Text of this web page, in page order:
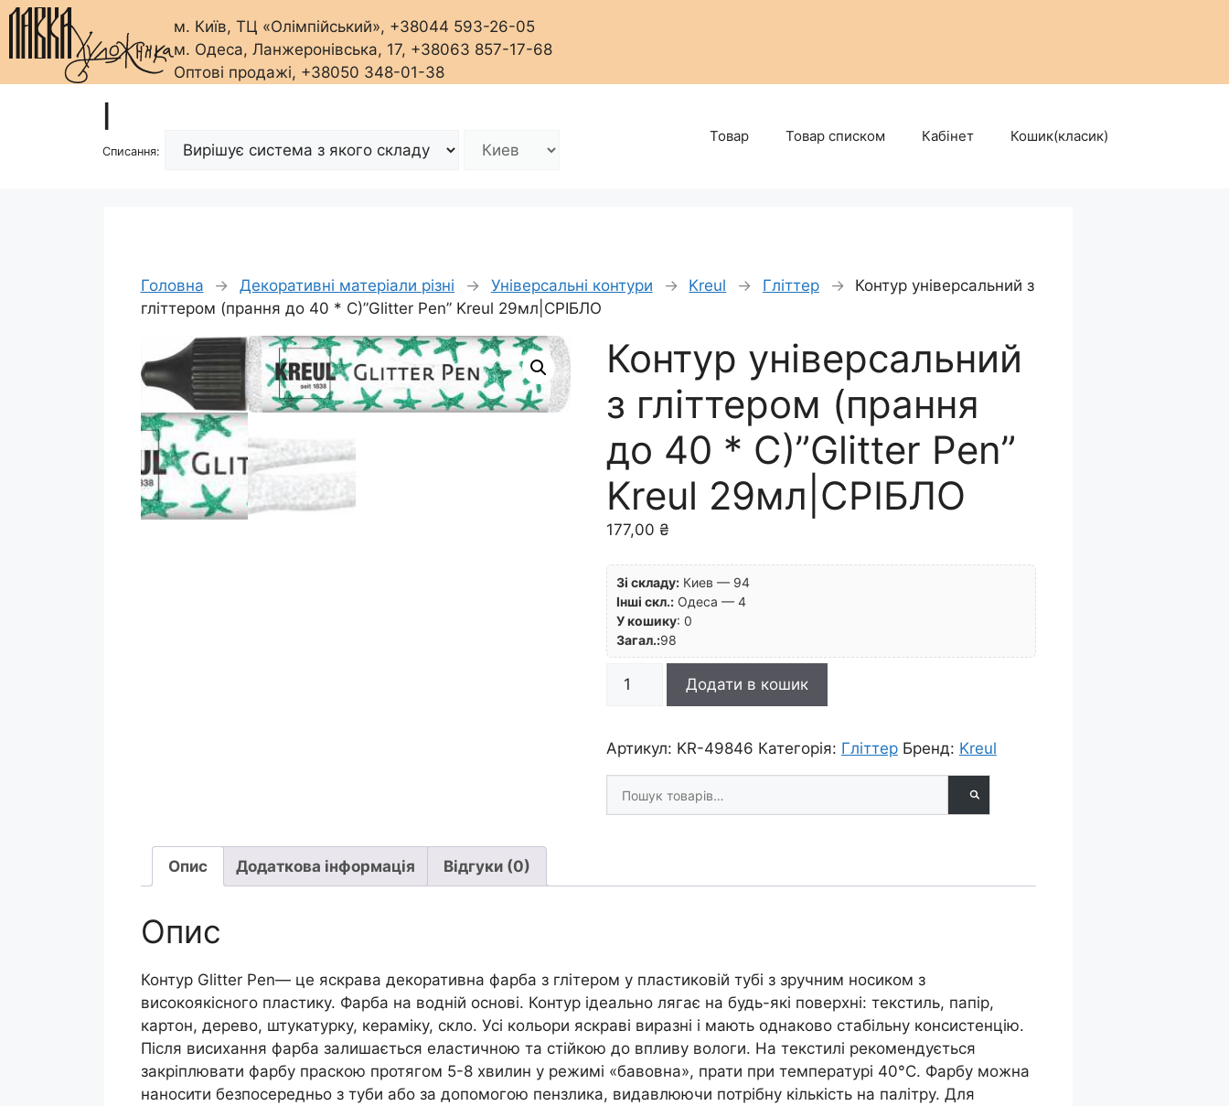
м. Київ, ТЦ «Олімпійський», +38044 593-26-05
м. Одеса, Ланжеронівська, 17, +38063 857-17-68
Оптові продажі, +38050 348-01-38
Списання:
Товар Товар списком Кабінет Кошик(класик)
Головна → Декоративні матеріали різні → Універсальні контури → Kreul → Гліттер →
Контур універсальний з
гліттером (прання до 40 * С)”Glitter Pen” Kreul 29мл|СРІБЛО
Контур універсальний
з гліттером (прання
до 40 * С)”Glitter Pen”
Kreul 29мл|СРІБЛО
177,00 ₴
Зі складу: Киев — 94
Інші скл.:Одеса — 4
У кошику: 0
Загал.:98
Контур
універсальний
гліттером
до
40
Додати в кошик
Артикул: KR-49846 Категорія: Гліттер Бренд: Kreul
Шукати
товари
Опис Додаткова інформація Відгуки (0)
Опис
Контур Glitter Pen— це яскрава декоративна фарба з глітером у пластиковій тубі з зручним носиком з
високоякісного пластику. Фарба на водній основі. Контур ідеально лягає на будь-які поверхні: текстиль, папір,
картон, дерево, штукатурку, кераміку, скло. Усі кольори яскраві виразні і мають однаково стабільну консистенцію.
Після висихання фарба залишається еластичною та стійкою до впливу вологи. На текстилі рекомендується
закріплювати фарбу праскою протягом 5-8 хвилин у режимі «бавовна», прати при температурі 40°С. Фарбу можна
наносити безпосередньо з туби або за допомогою пензлика, видавлюючи потрібну кількість на палітру. Для